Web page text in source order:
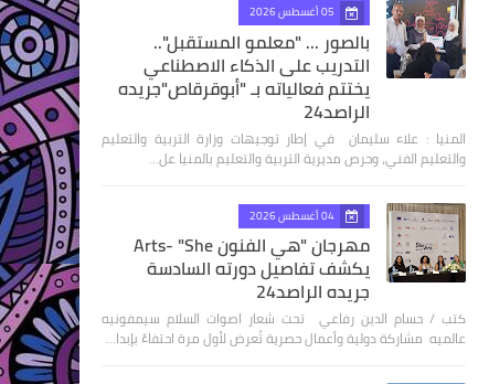
05 أغسطس 2026
بالصور ... "معلمو المستقبل"..
التدريب على الذكاء الاصطناعي
يختتم فعالياته بـ "أبوقرقاص"جريده
الراصد24
المنيا : علاء سليمان في إطار توجيهات وزارة التربية والتعليم
والتعليم الفني، وحرص مديرية التربية والتعليم بالمنيا عل…
04 أغسطس 2026
مهرجان "هي الفنون Arts- "She
يكشف تفاصيل دورته السادسة
جريده الراصد24
كتب / حسام الدين رفاعي تحت شعار اصوات السلام سيمفونيه
عالميه مشاركة دولية وأعمال حصرية تُعرض لأول مرة احتفاءً بإبدا…